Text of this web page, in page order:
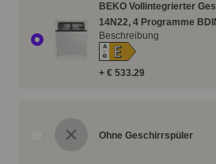
BEKO Vollintegrierter
14N22, 4 Programme
+ € 533.29
A
↑G E
Beschreibung
Ohne Geschirrspüler